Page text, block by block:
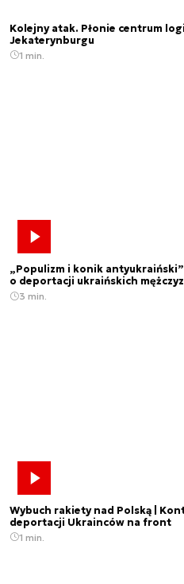
Kolejny atak. Płonie centrum
Jekaterynburgu
1 min.
„Populizm i konik
o deportacji ukraińskich
3 min.
Wybuch rakiety nad Polską |
deportacji Ukrainców na front
1 min.